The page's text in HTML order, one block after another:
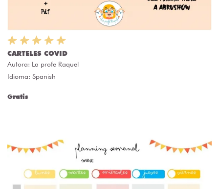
CARTELES COVID
Autora: La profe Raquel
Idioma: Spanish
Gratis